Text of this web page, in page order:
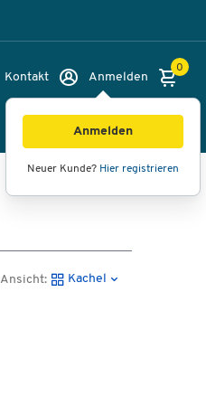
Kontakt Anmelden
Anmelden
Neuer Kunde? Hier registrieren
0
Ansicht: Kachel